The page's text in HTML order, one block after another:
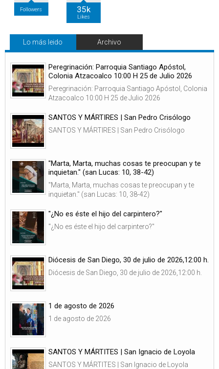
Followers 35k
Likes
Lo más leido Archivo
Peregrinación: Parroquia Santiago Apóstol,
Colonia Atzacoalco 10:00 H 25 de Julio 2026
Peregrinación: Parroquia Santiago Apóstol, Colonia
Atzacoalco 10:00 H 25 de Julio 2026
SANTOS Y MÁRTIRES | San Pedro Crisólogo
SANTOS Y MÁRTIRES | San Pedro Crisólogo
"Marta, Marta, muchas cosas te preocupan y te
inquietan." (san Lucas: 10, 38-42)
"Marta, Marta, muchas cosas te preocupan y te
inquietan." (san Lucas: 10, 38-42)
"¿No es éste el hijo del carpintero?"
"¿No es éste el hijo del carpintero?"
Diócesis de San Diego, 30 de julio de 2026,12:00 h.
Diócesis de San Diego, 30 de julio de 2026,12:00 h.
1 de agosto de 2026
1 de agosto de 2026
SANTOS Y MÁRTITES | San Ignacio de Loyola
SANTOS Y MÁRTITES | San Ignacio de Loyola